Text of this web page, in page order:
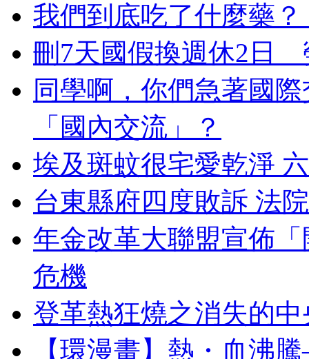
我們到底吃了什麼藥
刪7天國假換週休2日
同學啊，你們急著國
「國內交流」？
埃及斑蚊很宅愛乾淨
台東縣府四度敗訴 法
年金改革大聯盟宣佈
危機
登革熱狂燒之消失的
【環漫畫】熱・血沸